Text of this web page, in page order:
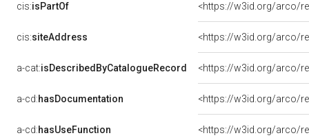
cis:isPartOf <https://w3id.org/arco/
cis:siteAddress <https://w3id.org/arco/
a-cat:isDescribedByCatalogueRecord <https://w3id.org/arco/
a-cd:hasDocumentation
a-cd:hasUseFunction <https://w3id.org/arco/